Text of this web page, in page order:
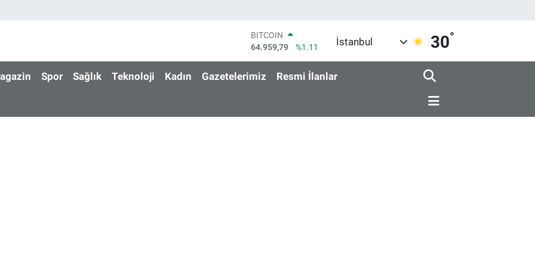
BITCOIN
64.959,79
%1.11
47,7436
%0.18
EURO
64,4811
%0.38
İstanbul 30°
Spor Sağlık Teknoloji Kadın Gazetelerimiz Resmi İlanlar